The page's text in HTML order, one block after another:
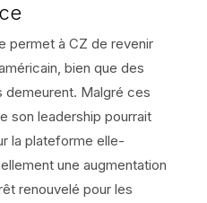
permet à CZ de revenir
bien que des
demeurent. Malgré ces
son leadership pourrait
la plateforme elle-
une augmentation
renouvelé pour les